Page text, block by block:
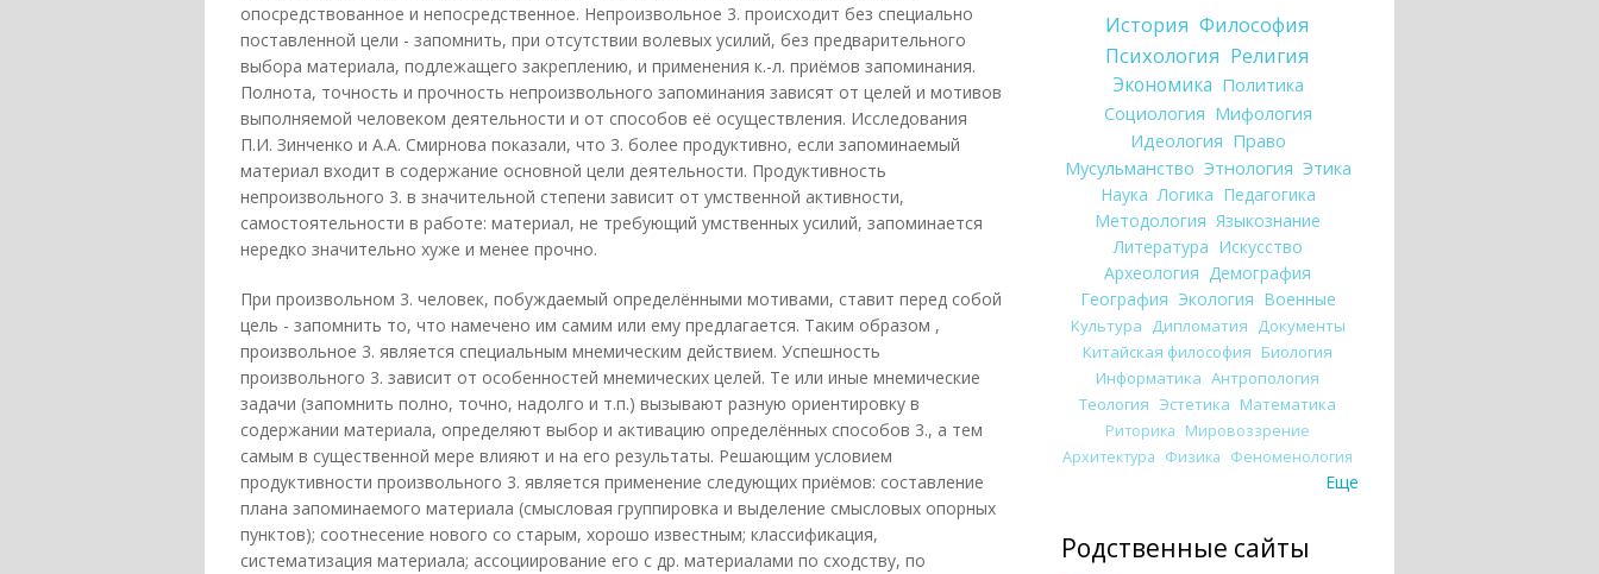
опосредствованное и непосредственное. Непроизвольное 3. происходит без специально
поставленной цели - запомнить, при отсутствии волевых усилий, без предварительного
выбора материала, подлежащего закреплению, и применения к.-л. приёмов запоминания.
Полнота, точность и прочность непроизвольного запоминания зависят от целей и мотивов
выполняемой человеком деятельности и от способов её осуществления. Исследования
П.И. Зинченко и А.А. Смирнова показали, что 3. более продуктивно, если запоминаемый
материал входит в содержание основной цели деятельности. Продуктивность
непроизвольного 3. в значительной степени зависит от умственной активности,
самостоятельности в работе: материал, не требующий умственных усилий, запоминается
нередко значительно хуже и менее прочно.
При произвольном 3. человек, побуждаемый определёнными мотивами, ставит перед собой
цель - запомнить то, что намечено им самим или ему предлагается. Таким образом ,
произвольное 3. является специальным мнемическим действием. Успешность
произвольного 3. зависит от особенностей мнемических целей. Те или иные мнемические
задачи (запомнить полно, точно, надолго и т.п.) вызывают разную ориентировку в
содержании материала, определяют выбор и активацию определённых способов 3., а тем
самым в существенной мере влияют и на его результаты. Решающим условием
продуктивности произвольного 3. является применение следующих приёмов: составление
плана запоминаемого материала (смысловая группировка и выделение смысловых опорных
пунктов); соотнесение нового со старым, хорошо известным; классификация,
систематизация материала; ассоциирование его с др. материалами по сходству, по
История Философия
Психология Религия
Экономика Политика
Социология Мифология
Идеология Право
Мусульманство Этнология Этика
Наука Логика Педагогика
Методология Языкознание
Литература Искусство
Археология Демография
География Экология Военные
Культура Дипломатия Документы
Китайская философия Биология
Информатика Антропология
Теология Эстетика Математика
Риторика Мировоззрение
Архитектура Физика Феноменология
Еще
Родственные сайты